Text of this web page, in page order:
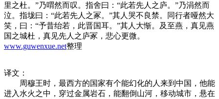
里之杜。”乃喟然而叹。指舍曰：“此若先人之庐。”乃涓然而
泣。指垅曰：“此若先人之冢。”其人哭不良禁。同行者哑然大
笑，曰：“予昔绐若，此晋国耳。”其人大惭。及至燕，真见燕
国之城杜，真见先人之庐冢，悲心更微。
www.guwenxue.net整理
译文：
周穆王时，最西方的国家有个能幻化的人来到中国，他能
进入水火之中，穿过金属岩石，能翻倒山河，移动城市，悬在